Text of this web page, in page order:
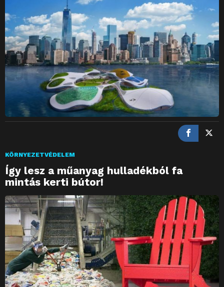
KÖRNYEZETVÉDELEM
Így lesz a műanyag hulladékból fa
mintás kerti bútor!